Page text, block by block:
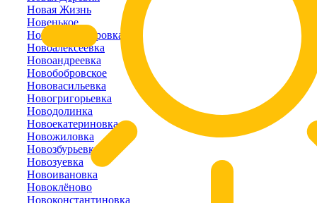
Новая Жизнь
Новенькое
Новоалександровка
Новоалексеевка
Новоандреевка
Новобобровское
Нововасильевка
Новогригорьевка
Новодолинка
Новоекатериновка
Новожиловка
Новозбурьевка
Новозуевка
Новоивановка
Новоклёново
Новоконстантиновка